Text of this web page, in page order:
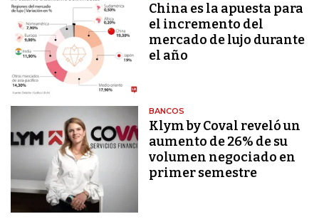
China es la apuesta para
el incremento del
mercado de lujo durante
el año
BANCOS
Klym by Coval reveló un
aumento de 26% de su
volumen negociado en
primer semestre